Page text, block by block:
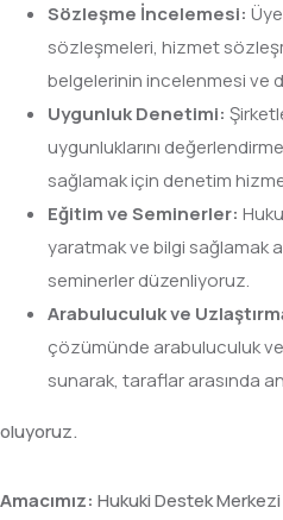
Sözleşme İncelemesi:
sözleşmeleri, hizmet
belgelerinin incelenmesi ve
Uygunluk Denetimi:
uygunluklarını
sağlamak için denetim
Eğitim ve Seminerler:
yaratmak ve bilgi sağlamak
seminerler düzenliyoruz.
Arabuluculukve
çözümünde arabuluculuk
sunarak, taraflar arasında
oluyoruz.
Amacımız: Hukuki Destek